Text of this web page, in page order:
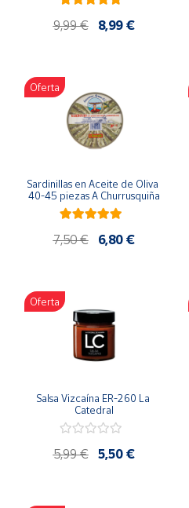
Nuestros
Las
novedades
Contacto
Vendedores
Mapa de
vendedor
9,99 € 8,99 €
Oferta
Sardinillas en Aceite de Oliva
40-45 piezas A Churrusquiña
7,50 € 6,80 €
Oferta
Salsa Vizcaína ER-260 La
Catedral
5,99 € 5,50 €